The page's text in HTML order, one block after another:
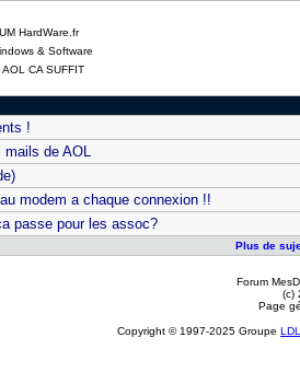
HardWare.fr
& Software
CA SUFFIT
!
mails de AOL
modem a chaque connexion !!
passe pour les assoc?
Plus de
Forum
(c)
Page
Copyright © 1997-2025 Groupe